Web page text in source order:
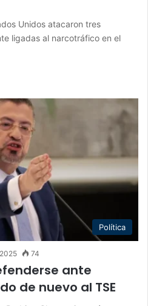
Unidos atacaron tres
ligadas al narcotráfico en el
Política
74
ante
de nuevo al TSE